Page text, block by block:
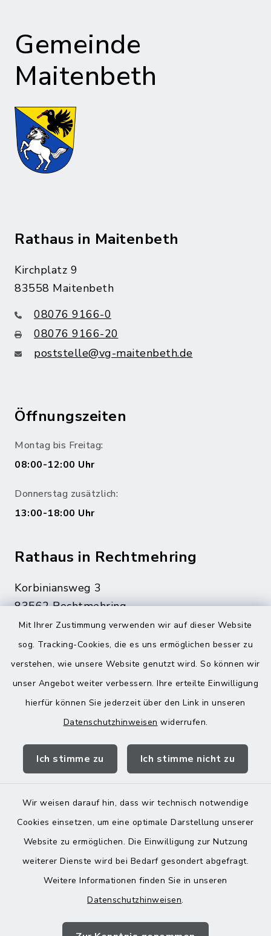
Mit Ihrer Zustimmung verwenden wir auf dieser Website
sog. Tracking-Cookies, die es uns ermöglichen besser zu
verstehen, wie unsere Website genutzt wird. So können wir
unser Angebot weiter verbessern. Ihre erteilte Einwilligung
hierfür können Sie jederzeit über den Link in unseren
Datenschutzhinweisen widerrufen.
Ich stimme zu Ich stimme nicht zu
Wir weisen darauf hin, dass wir technisch notwendige
Cookies einsetzen, um eine optimale Darstellung unserer
Website zu ermöglichen. Die Einwilligung zur Nutzung
weiterer Dienste wird bei Bedarf gesondert abgefragt.
Weitere Informationen finden Sie in unseren
Datenschutzhinweisen.
Gemeinde
Maitenbeth
Rathaus in Maitenbeth
Kirchplatz 9
83558 Maitenbeth
08076 9166-0
08076 9166-20
poststelle@vg-maitenbeth.de
Öffnungszeiten
Montag bis Freitag:
08:00-12:00 Uhr
Donnerstag zusätzlich:
13:00-18:00 Uhr
Rathaus in Rechtmehring
Korbiniansweg 3
83562 Rechtmehring
08076 499
08076 8595
poststelle@vg-maitenbeth.de
Landratsamt Mühldorf
Barrierefreiheit